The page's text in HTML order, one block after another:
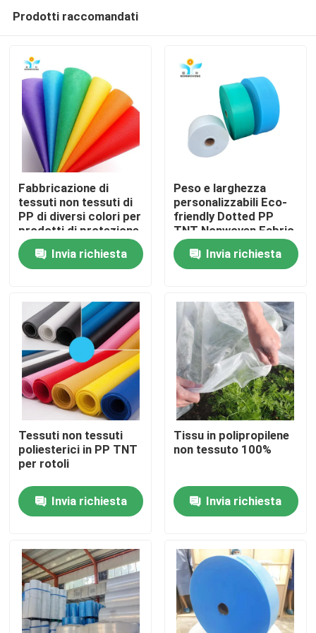
Casa
Prodotti
Circa noi
Giro della fabbrica
Controllo di qualità
Contattici
Richieda una citazione
Vestiti protettivi eliminabili
Tuta protettiva eliminabile
Prodotti raccomandati
Fabbricazione di
tessuti non tessuti di
PP di diversi colori per
prodotti di protezione
monouso
Invia richiesta
Peso e larghezza
personalizzabili Eco-
friendly Dotted PP
TNT Nonwoven Fabric
Roll
Invia richiesta
Tessuti non tessuti
poliesterici in PP TNT
per rotoli
Invia richiesta
Tissu in polipropilene
non tessuto 100%
Invia richiesta